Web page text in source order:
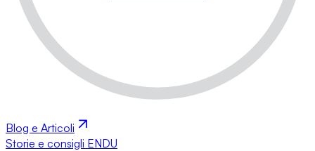
Blog e Articoli
Storie e consigli ENDU